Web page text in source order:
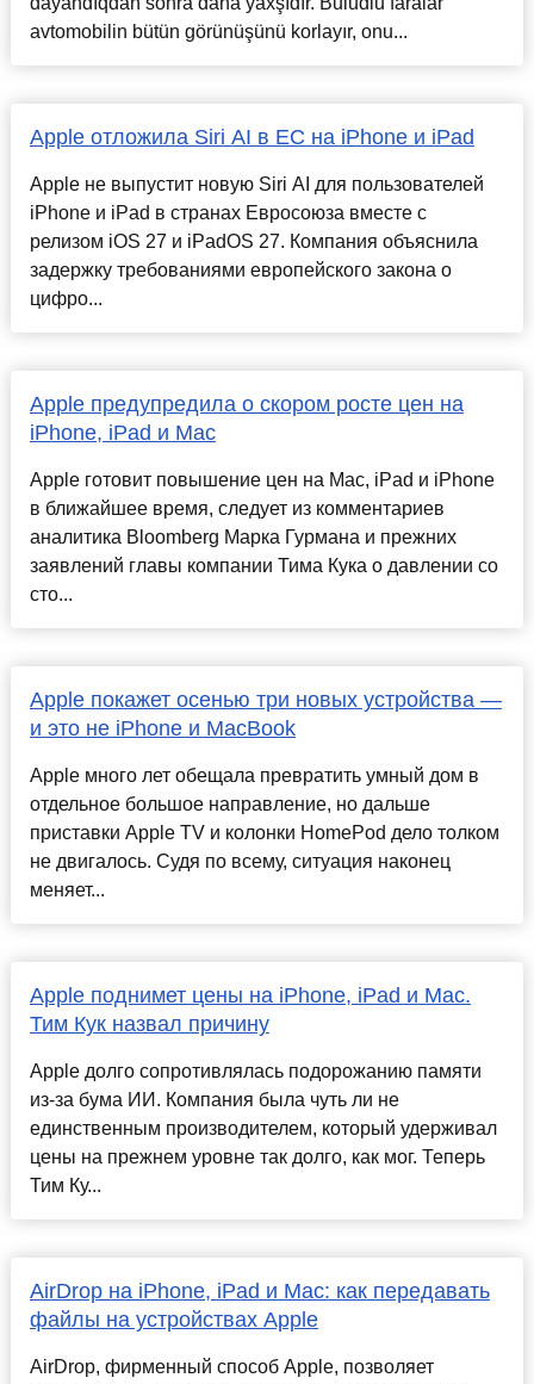
avtomobilin bütün görünüşünü korlayır, onu...
Apple отложила Siri AI в ЕС на iPhone и iPad
Apple не выпустит новую Siri AI для пользователей
iPhone и iPad в странах Евросоюза вместе с
релизом iOS 27 и iPadOS 27. Компания объяснила
задержку требованиями европейского закона о
цифро...
Apple предупредила о скором росте цен на
iPhone, iPad и Mac
Apple готовит повышение цен на Mac, iPad и iPhone
в ближайшее время, следует из комментариев
аналитика Bloomberg Марка Гурмана и прежних
заявлений главы компании Тима Кука о давлении со
сто...
Apple покажет осенью три новых устройства —
и это не iPhone и MacBook
Apple много лет обещала превратить умный дом в
отдельное большое направление, но дальше
приставки Apple TV и колонки HomePod дело толком
не двигалось. Судя по всему, ситуация наконец
меняет...
Apple поднимет цены на iPhone, iPad и Mac.
Тим Кук назвал причину
Apple долго сопротивлялась подорожанию памяти
из-за бума ИИ. Компания была чуть ли не
единственным производителем, который удерживал
цены на прежнем уровне так долго, как мог. Теперь
Тим Ку...
AirDrop на iPhone, iPad и Mac: как передавать
файлы на устройствах Apple
AirDrop, фирменный способ Apple, позволяет